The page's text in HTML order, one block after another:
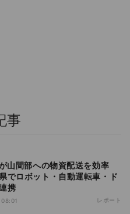
事
でロボット・自動運転車・ド
携
レポート